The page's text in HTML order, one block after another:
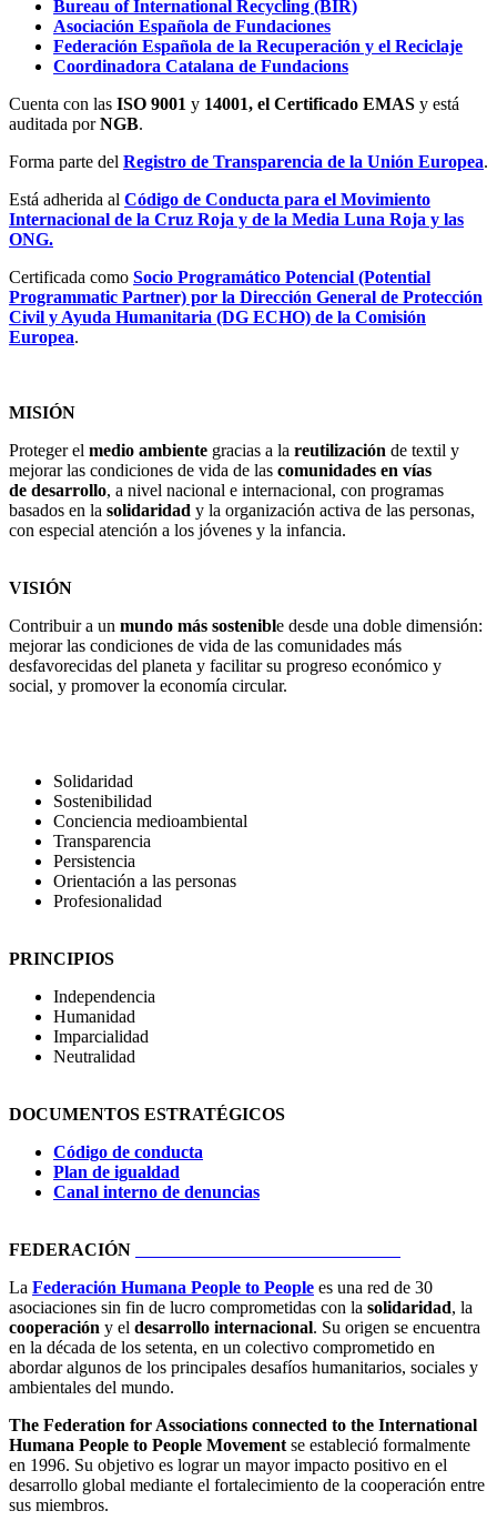
Bureau of International Recycling (BIR)
Asociación Española de Fundaciones
Federación Española de la Recuperación y el Reciclaje
Coordinadora Catalana de Fundacions
Cuenta con las ISO 9001 y 14001, el Certificado EMAS y está
auditada porNGB.
Forma parte del Registro de Transparencia de la Unión Europea.
Está adherida al Código de Conducta para el Movimiento
Internacional de la Cruz Roja y de la Media Luna Roja y las
ONG.
Certificada como Socio Programático Potencial (Potential
Programmatic Partner) por la Dirección General de Protección
Civil y Ayuda Humanitaria (DG ECHO) de la Comisión
Europea.
MISIÓN
Proteger el medio ambiente gracias a la reutilización de textil y
mejorar las condiciones de vida de las comunidades en vías
de desarrollo, a nivel nacional e internacional, con programas
basados en la solidaridad y la organización activa de las personas,
con especial atención a los jóvenes y la infancia.
VISIÓN
Contribuir a un mundo más sostenible desde una doble dimensión:
mejorar las condiciones de vida de las comunidades más
desfavorecidas del planeta y facilitar su progreso económico y
social, y promover la economía circular.
Solidaridad
Sostenibilidad
Conciencia medioambiental
Transparencia
Persistencia
Orientación a las personas
Profesionalidad
PRINCIPIOS
Independencia
Humanidad
Imparcialidad
Neutralidad
DOCUMENTOS ESTRATÉGICOS
​Código de conducta
Plan de igualdad
Canal interno de denuncias
FEDERACIÓN
La Federación Humana People to People es una red de 30
asociaciones sin fin de lucro comprometidas con la solidaridad, la
cooperación y el desarrollo internacional. Su origen se encuentra
en la década de los setenta, en un colectivo comprometido en
abordar algunos de los principales desafíos humanitarios, sociales y
ambientales del mundo.
The Federation for Associations connected to the International
Humana People to People Movement se estableció formalmente
en 1996. Su objetivo es lograr un mayor impacto positivo en el
desarrollo global mediante el fortalecimiento de la cooperación entre
sus miembros.